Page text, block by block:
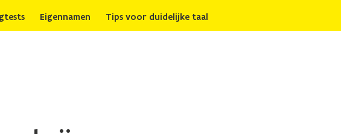
Eigennamen Tips voor duidelijke taal